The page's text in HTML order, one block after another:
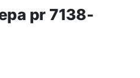
pr 7138-